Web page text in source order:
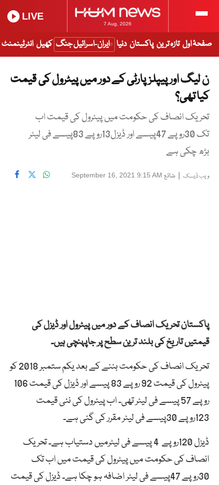
7 Aug, 2026
LIVE
صفحۂ اول تازہ ترین پاکستان دنیا ایران-اسرائیل جنگ کھیل انٹرٹینمنٹ
ن لیگ اور پیپلزپارٹی کے دور میں پیٹرول کی قیمت
کیا تھی؟
تحریک انصاف کی حکومت میں پیٹرول کی قیمت اب
تک 30روپے 47پیسے اور ڈیزل13روپے 83پیسے فی لیٹر
بڑھ چکی ہے
ویب ڈیسک | شائع September 16, 2021 9:15 AM
پاکستان تحریک انصاف کے دور میں پیٹرول اور ڈیزل کی
قیمتیں تاریخ کی بلند ترین سطح پر جاپہنچی ہیں۔
تحریک انصاف کی حکومت بننے کے بعد یکم ستمبر 2018 کو
پیٹرول کی قیمت 92 روپے 83 پیسے اور ڈیزل کی قیمت 106
روپے 57 پیسے فی لیٹر تھی۔ اب پیٹرول کی نئی قیمت
123روپے 30پیسے فی لیٹر مقرر کی گئی ہے۔
ڈیزل 120روپے 4 پیسے فی لیٹرمیں دستیاب ہے۔ تحریک
انصاف کی حکومت میں پیٹرول کی قیمت میں اب تک
30روپے 47پیسے فی لیٹر اضافہ ہو چکا ہے۔ ڈیزل کی قیمت